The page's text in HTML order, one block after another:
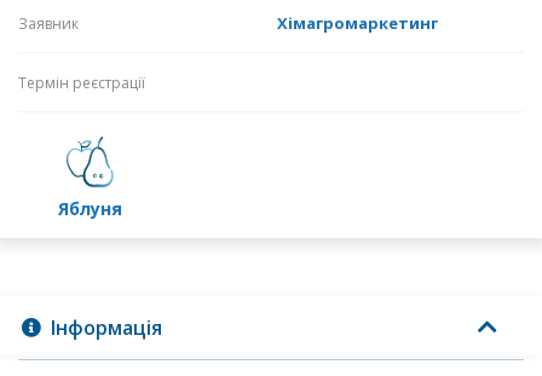
Заявник Хімагромаркетинг
Термін реєстрації
яблуня
Інформація